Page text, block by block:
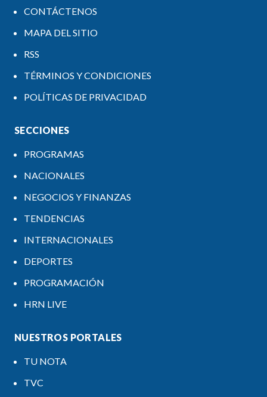
CONTÁCTENOS
MAPA DEL SITIO
RSS
TÉRMINOS Y CONDICIONES
POLÍTICAS DE PRIVACIDAD
SECCIONES
PROGRAMAS
NACIONALES
NEGOCIOS Y FINANZAS
TENDENCIAS
INTERNACIONALES
DEPORTES
PROGRAMACIÓN
HRN LIVE
NUESTROS PORTALES
TU NOTA
TVC